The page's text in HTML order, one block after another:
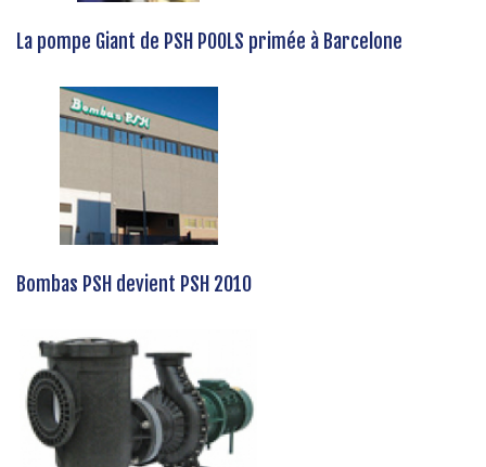
La pompe Giant de PSH POOLS primée à Barcelone
Bombas PSH devient PSH 2010